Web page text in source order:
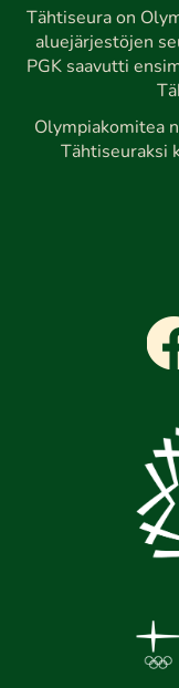
Tähtiseura on
aluejärjestöjen
PGK saavutti
Olympiakomitea
Tähtiseuraksi